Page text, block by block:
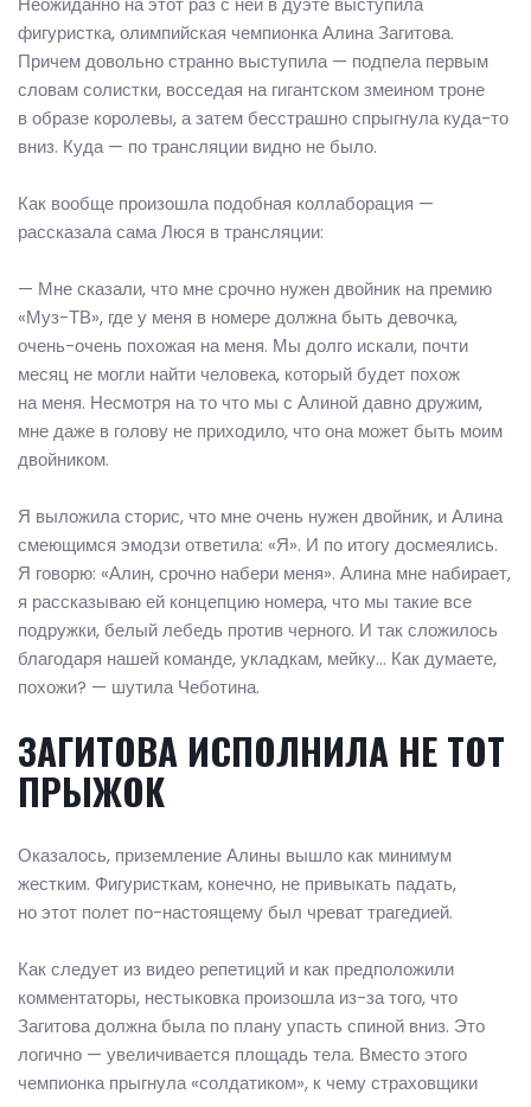
фигуристка, олимпийская чемпионка Алина Загитова.
Причем довольно странно выступила — подпела первым
словам солистки, восседая на гигантском змеином троне
в образе королевы, а затем бесстрашно спрыгнула куда-то
вниз. Куда — по трансляции видно не было.
Как вообще произошла подобная коллаборация —
рассказала сама Люся в трансляции:
— Мне сказали, что мне срочно нужен двойник на премию
«Муз-ТВ», где у меня в номере должна быть девочка,
очень-очень похожая на меня. Мы долго искали, почти
месяц не могли найти человека, который будет похож
на меня. Несмотря на то что мы с Алиной давно дружим,
мне даже в голову не приходило, что она может быть моим
двойником.
Я выложила сторис, что мне очень нужен двойник, и Алина
смеющимся эмодзи ответила: «Я». И по итогу досмеялись.
Я говорю: «Алин, срочно набери меня». Алина мне набирает,
я рассказываю ей концепцию номера, что мы такие все
подружки, белый лебедь против черного. И так сложилось
благодаря нашей команде, укладкам, мейку… Как думаете,
похожи? — шутила Чеботина.
ЗАГИТОВА ИСПОЛНИЛА НЕ ТОТ
ПРЫЖОК
Оказалось, приземление Алины вышло как минимум
жестким. Фигуристкам, конечно, не привыкать падать,
но этот полет по-настоящему был чреват трагедией.
Как следует из видео репетиций и как предположили
комментаторы, нестыковка произошла из-за того, что
Загитова должна была по плану упасть спиной вниз. Это
логично — увеличивается площадь тела. Вместо этого
чемпионка прыгнула «солдатиком», к чему страховщики